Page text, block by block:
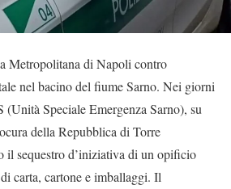
Metropolitana di Napoli contro
nel bacino del fiume Sarno. Nei giorni
(Unità Speciale Emergenza Sarno), su
della Repubblica di Torre
il sequestro d’iniziativa di un opificio
carta, cartone e imballaggi. Il